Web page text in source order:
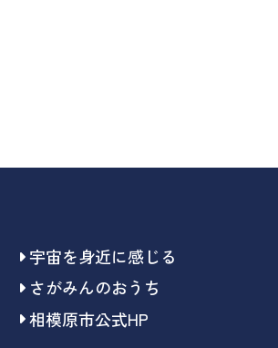
宇宙を身近に感じる
さがみんのおうち
相模原市公式HP